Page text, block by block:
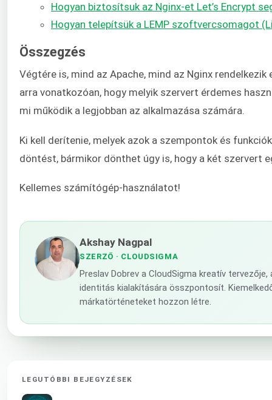
Hogyan biztosítsuk az Nginx-et Let’s Encrypt
Hogyan telepítsük a LEMP szoftvercsomagot
Összegzés
Végtére is, mind az Apache, mind az Nginx
arra vonatkozóan, hogy melyik szervert érdemes
mi működik a legjobban az alkalmazása számára.
Ki kell derítenie, melyek azok a szempontok és
döntést, bármikor dönthet úgy is, hogy a két szervert
Kellemes számítógép-használatot!
Akshay Nagpal
SZERZŐ · CLOUDSIGMA
Preslav Dobrev a CloudSigma kreatív
identitás kialakítására összpontosít.
márkatörténeteket hozzon létre.
LEGUTÓBBI BEJEGYZÉSEK